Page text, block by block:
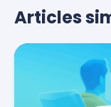
Articles